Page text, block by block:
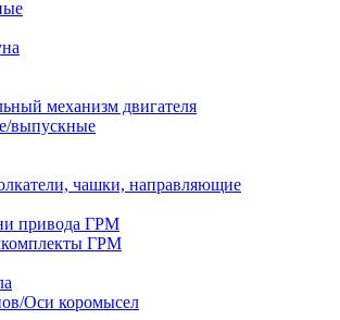
механизм двигателя
выпускные
чашки, направляющие
привода ГРМ
ГРМ
Оси коромысел